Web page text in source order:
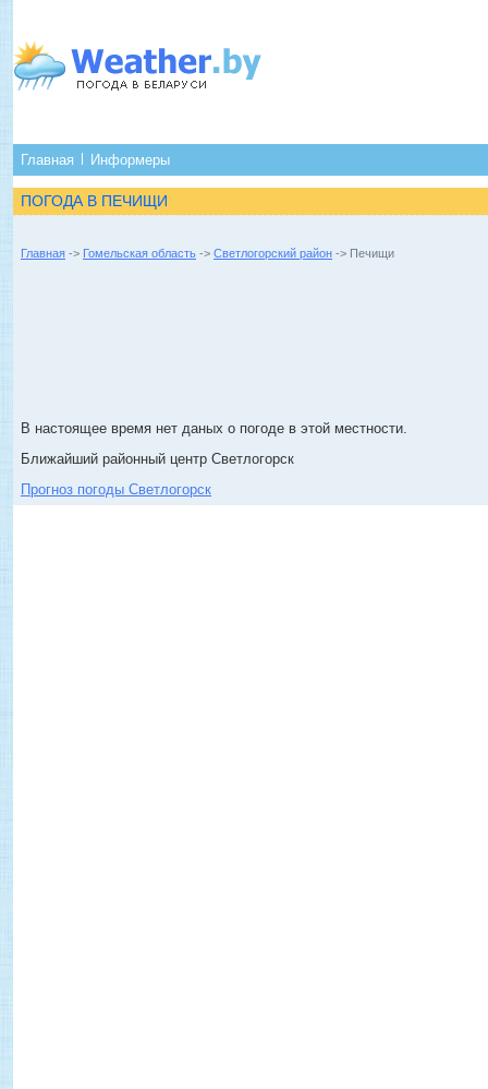
Главная Информеры
ПОГОДА В ПЕЧИЩИ
Главная -> Гомельская область -> Светлогорский район -> Печищи
В настоящее время нет даных о погоде в этой местности.
Ближайший районный центр Светлогорск
Прогноз погоды Светлогорск